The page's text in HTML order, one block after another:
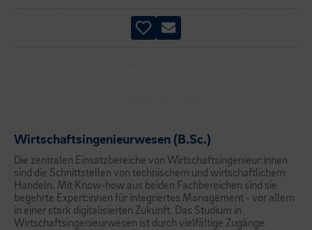
Wirtschaftsingenieurwesen (B.Sc.)
Die zentralen Einsatzbereiche von Wirtschaftsingenieur:innen
sind die Schnittstellen von technischem und wirtschaftlichem
Handeln. Mit Know-how aus beiden Fachbereichen sind sie
begehrte Expert:innen für integriertes Management - vor allem
in einer stark digitalisierten Zukunft. Das Studium in
Wirtschaftsingenieurwesen ist durch vielfältige Zugänge